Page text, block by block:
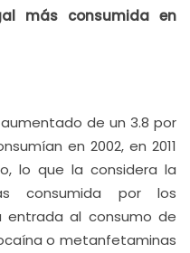
más consumida en
de un 3.8 por
en 2002, en 2011
lo que la considera la
consumida por los
entrada al consumo de
o metanfetaminas